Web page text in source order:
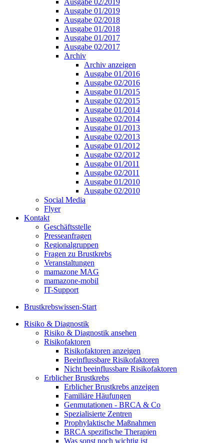
Ausgabe 01/2019
Ausgabe 02/2018
Ausgabe 01/2018
Ausgabe 01/2017
Ausgabe 02/2017
Archiv
Archiv anzeigen
Ausgabe 01/2016
Ausgabe 02/2016
Ausgabe 01/2015
Ausgabe 02/2015
Ausgabe 01/2014
Ausgabe 02/2014
Ausgabe 01/2013
Ausgabe 02/2013
Ausgabe 01/2012
Ausgabe 02/2012
Ausgabe 01/2011
Ausgabe 02/2011
Ausgabe 01/2010
Ausgabe 02/2010
Social Media
Flyer
Kontakt
Geschäftsstelle
Presseanfragen
Regionalgruppen
Fragen zu Brustkrebs
Veranstaltungen
mamazone MAG
mamazone-mobil
IT-Support
Brustkrebswissen-Start
Risiko & Diagnostik
Risiko & Diagnostik ansehen
Risikofaktoren
Risikofaktoren anzeigen
Beeinflussbare Risikofaktoren
Nicht beeinflussbare Risikofaktoren
Erblicher Brustkrebs
Erblicher Brustkrebs anzeigen
Familiäre Häufungen
Genmutationen - BRCA & Co
Spezialisierte Zentren
Prophylaktische Maßnahmen
BRCA spezifische Therapien
Was sonst noch wichtig ist